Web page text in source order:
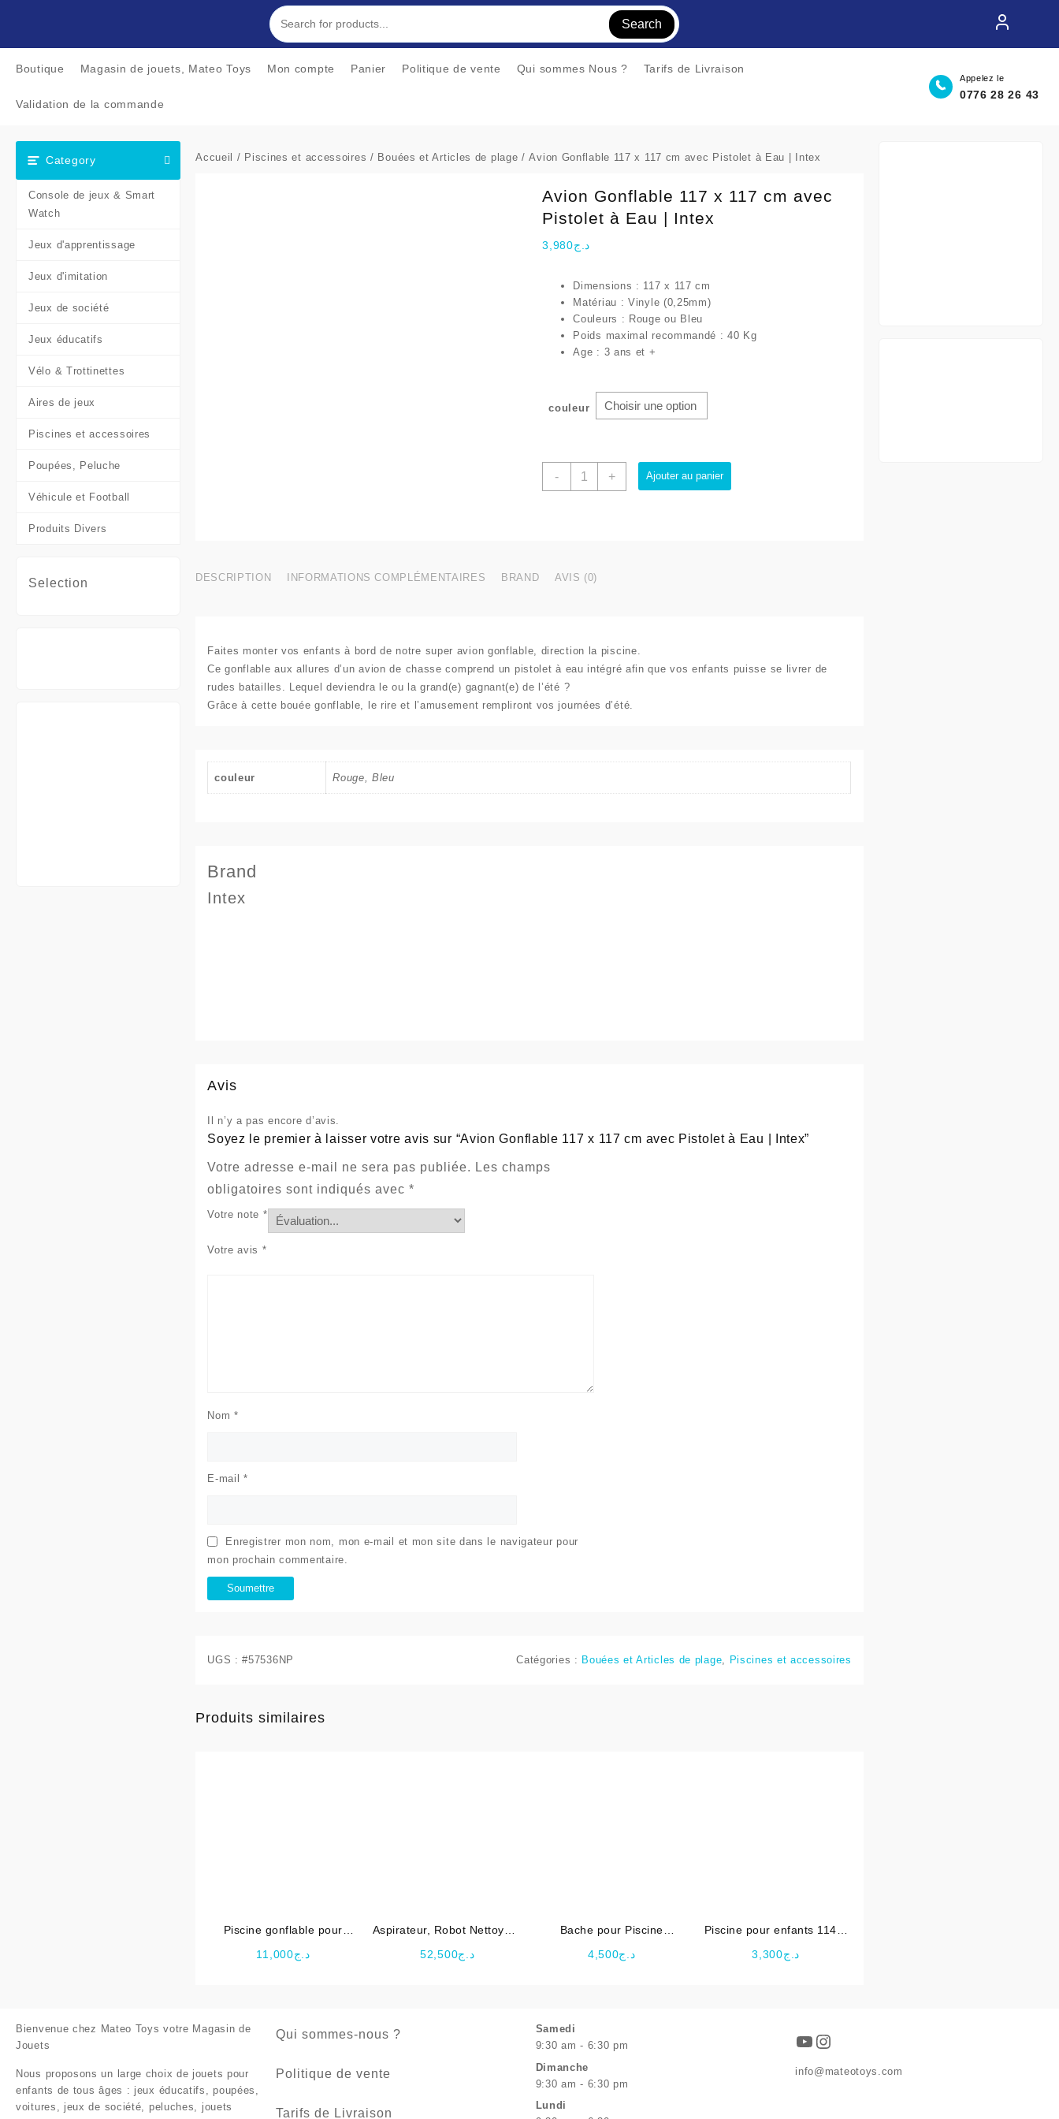
Search
Boutique Magasin de jouets, Mateo Toys Mon compte Panier Politique de vente Qui sommes Nous ? Tarifs de Livraison
Validation de la commande
Appelez le
0776 28 26 43
Category
Console de jeux & Smart
Watch
Jeux d'apprentissage
Jeux d'imitation
Jeux de société
Jeux éducatifs
Vélo & Trottinettes
Aires de jeux
Piscines et accessoires
Poupées, Peluche
Véhicule et Football
Produits Divers
Selection
Accueil / Piscines et accessoires / Bouées et Articles de plage / Avion Gonflable 117 x 117 cm avec Pistolet à Eau | Intex
Avion Gonflable 117 x 117 cm avec
Pistolet à Eau | Intex
د.ج3,980
Dimensions : 117 x 117 cm
Matériau : Vinyle (0,25mm)
Couleurs : Rouge ou Bleu
Poids maximal recommandé : 40 Kg
Age : 3 ans et +
couleur
-
quantité
cm
Eau
|
+ Ajouter au panier
DESCRIPTION INFORMATIONS COMPLÉMENTAIRES BRAND AVIS (0)
Faites monter vos enfants à bord de notre super avion gonflable , direction la piscine.
Cegonflable aux allures d’unavion de chasse comprend un pistolet à eau intégré afin que vos enfants puisse se livrer de
rudes batailles. Lequel deviendra le ou la grand(e) gagnant(e) de l’été ?
Grâce à cette bouée gonflable , le rire et l’amusement rempliront vos journées d’été.
couleur Rouge, Bleu
Brand
Intex
Avis
Il n’y a pas encore d’avis.
Soyez le premier à laisser votre avis sur “Avion Gonflable 117 x 117 cm avec Pistolet à Eau | Intex”
Votre adresse e-mail ne sera pas publiée. Les champs
obligatoires sont indiqués avec*
Votre note *
Votre avis *
Nom *
E-mail*
Enregistrer mon nom, mon e-mail et mon site dans le navigateur pour
mon prochain commentaire.
UGS :#57536NP Catégories : Bouées et Articles de plage Piscines et accessoires
Produits similaires
Piscine gonflable pour
cm – Bestway
د.ج11,000
Aspirateur, Robot Nettoyeur
ZX300 – INTEX
د.ج52,500
Bache pour Piscine
– Bestway
د.ج4,500
Piscine pour enfants 114 X
د.ج3,300
Bienvenue chez Mateo Toys votre Magasin de
Jouets
Nous proposons un large choix de jouets pour
enfants de tous âges : jeux éducatifs, poupées,
voitures, jeux de société, peluches, jouets
Qui sommes-nous ?
Politique de vente
Tarifs de Livraison
Samedi
9:30 am - 6:30 pm
Dimanche
9:30 am - 6:30 pm
Lundi
YouTube
Instagram
info@mateotoys.com